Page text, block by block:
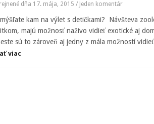
dňa 17. mája, 2015 / Jeden komentár
kam na výlet s detičkami? Návšteva
majú možnosť naživo vidieť exotické aj
sú to zároveň aj jedny z mála možností
viac